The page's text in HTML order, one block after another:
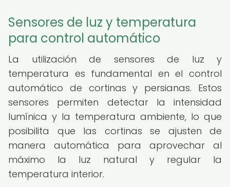
Sensores de luz y temperatura
para control automático
La utilización de sensores de luz y
temperatura es fundamental en el control
automático de cortinas y persianas. Estos
sensores permiten detectar la intensidad
lumínica y la temperatura ambiente, lo que
posibilita que las cortinas se ajusten de
manera automática para aprovechar al
máximo la luz natural y regular la
temperatura interior.